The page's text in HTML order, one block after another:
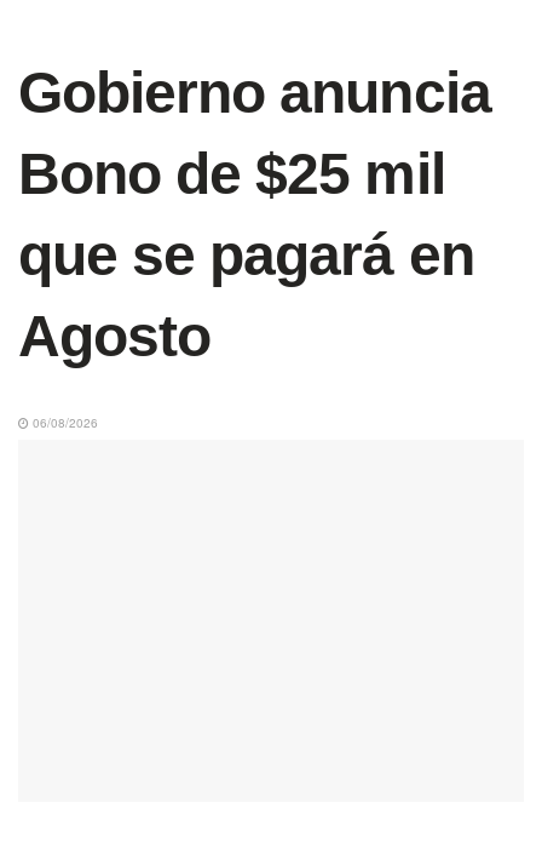
Gobierno anuncia
Bono de $25 mil
que se pagará en
Agosto
06/08/2026